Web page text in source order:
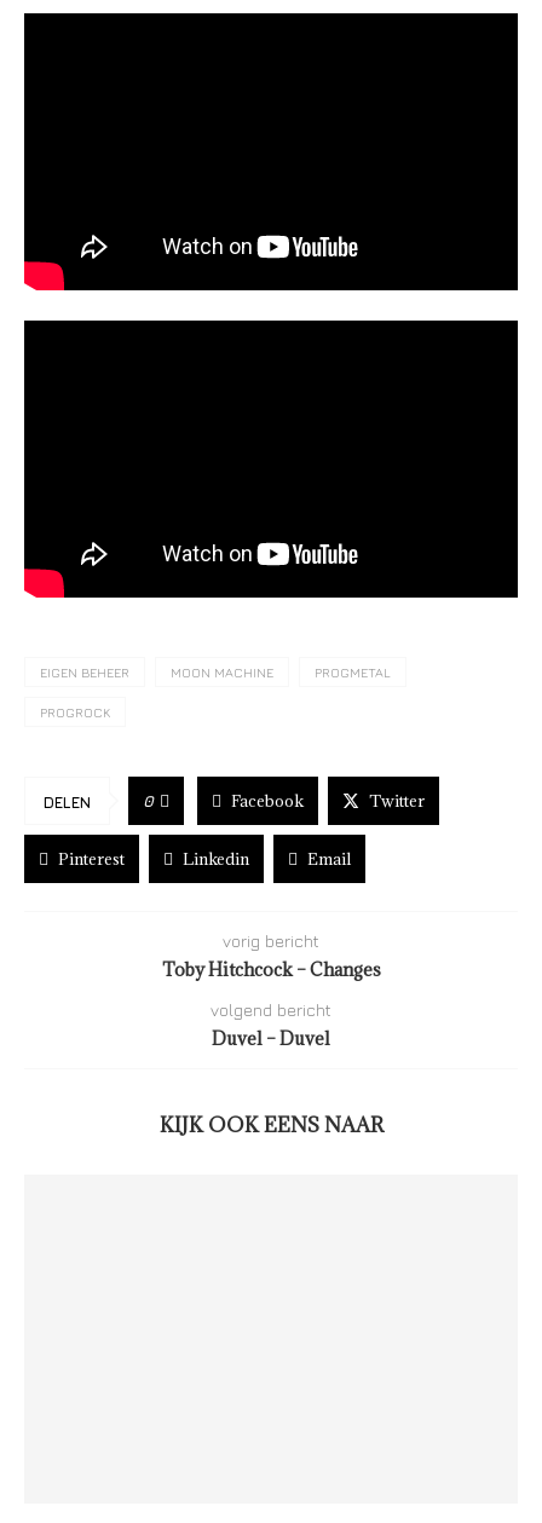
EIGEN BEHEER MOON MACHINE PROGMETAL
PROGROCK
DELEN 0 Facebook Twitter
Pinterest Linkedin Email
vorig bericht
Toby Hitchcock – Changes
volgend bericht
Duvel – Duvel
KIJK OOK EENS NAAR